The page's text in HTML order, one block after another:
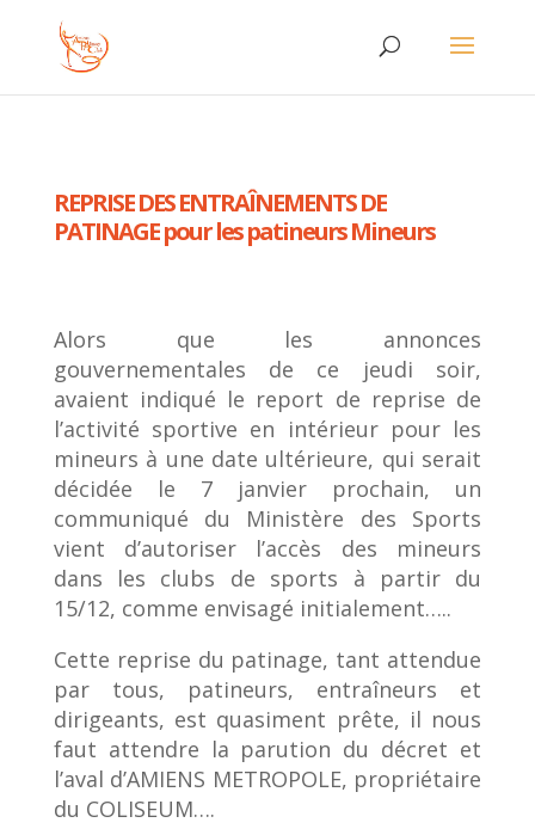
REPRISE DES ENTRAÎNEMENTS DE
PATINAGE pour les patineurs Mineurs
Alors que les annonces
gouvernementales de ce jeudi soir,
avaient indiqué le report de reprise de
l’activité sportive en intérieur pour les
mineurs à une date ultérieure, qui serait
décidée le 7 janvier prochain, un
communiqué du Ministère des Sports
vient d’autoriser l’accès des mineurs
dans les clubs de sports à partir du
15/12, comme envisagé initialement…..
Cette reprise du patinage, tant attendue
par tous, patineurs, entraîneurs et
dirigeants, est quasiment prête, il nous
faut attendre la parution du décret et
l’aval d’AMIENS METROPOLE, propriétaire
du COLISEUM….